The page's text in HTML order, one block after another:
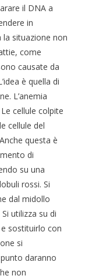
il DNA a
in
situazione non
come
causate da
è quella di
L’anemia
cellule colpite
cellule del
questa è
di
su una
rossi. Si
dal midollo
utilizza su di
sostituirlo con
si
daranno
non